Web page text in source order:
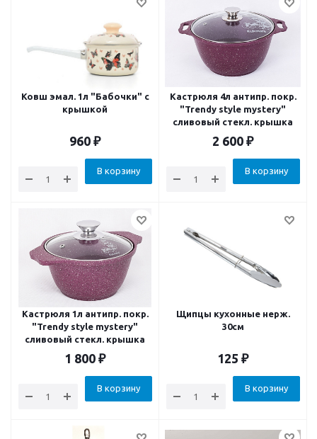
Ковш эмал. 1л "Бабочки" с
крышкой
960 ₽
В корзину
Кастрюля 4л антипр. покр.
"Trendy style mystery"
сливовый стекл. крышка
2 600 ₽
В корзину
Кастрюля 1л антипр. покр.
"Trendy style mystery"
сливовый стекл. крышка
1 800 ₽
В корзину
Щипцы кухонные нерж.
30см
125 ₽
В корзину